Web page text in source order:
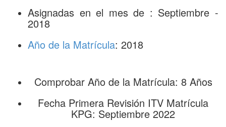
Asignadas en el mes de : Septiembre -
2018
Año de la Matrícula: 2018
Comprobar Año de la Matrícula: 8 Años
Fecha Primera Revisión ITV Matrícula
KPG: Septiembre 2022